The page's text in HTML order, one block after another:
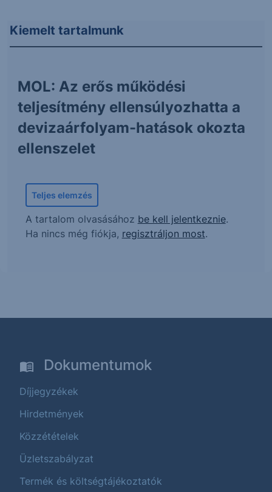
Kiemelt tartalmunk
MOL: Az erős működési
teljesítmény ellensúlyozhatta a
devizaárfolyam-hatások okozta
ellenszelet
Teljes elemzés
A tartalom olvasásához be kell jelentkeznie.
Ha nincs még fiókja, regisztráljon most.
Dokumentumok
Díjjegyzékek
Hirdetmények
Közzétételek
Üzletszabályzat
Termék és költségtájékoztatók